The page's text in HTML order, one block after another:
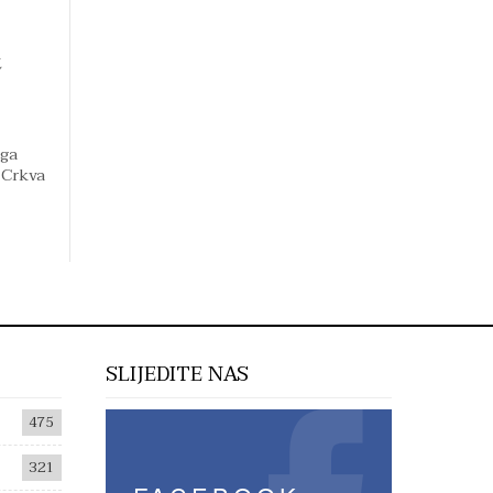
475
321
SLIJEDITE NAS